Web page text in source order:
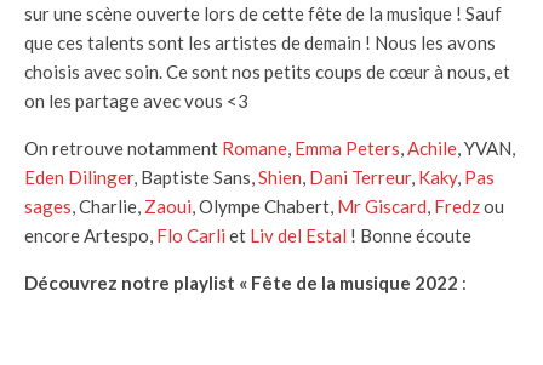
sur une scène ouverte lors de cette fête de la musique ! Sauf
que ces talents sont les artistes de demain ! Nous les avons
choisis avec soin. Ce sont nos petits coups de cœur à nous, et
on les partage avec vous <3
On retrouve notamment Romane, Emma Peters,Achile, YVAN,
Eden Dilinger, Baptiste Sans,Shien, Dani Terreur, Kaky, Pas
sages, Charlie, Zaoui, Olympe Chabert, Mr Giscard, Fredzou
encore Artespo, Flo Carli et Liv del Estal ! Bonne écoute
Découvrez notre playlist « Fête de la musique 2022 :